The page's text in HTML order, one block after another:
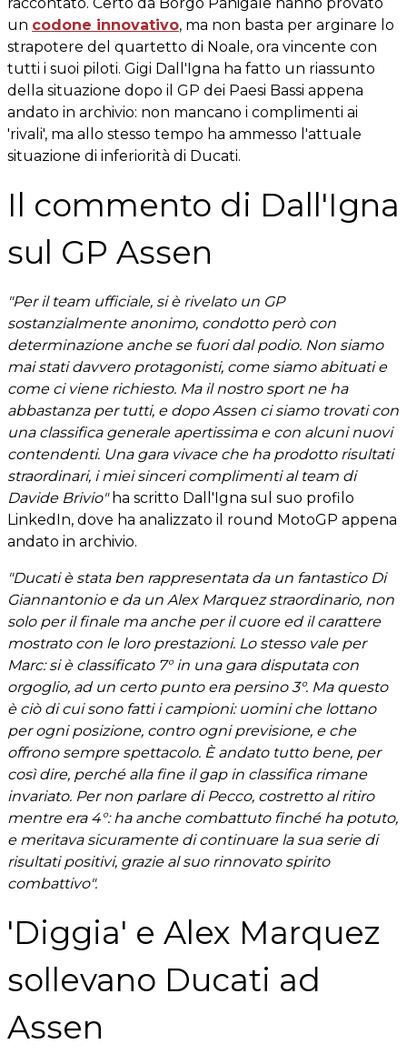
un codone innovativo, ma non basta per arginare lo
strapotere del quartetto di Noale, ora vincente con
tutti i suoi piloti. Gigi Dall'Igna ha fatto un riassunto
della situazione dopo il GP dei Paesi Bassi appena
andato in archivio: non mancano i complimenti ai
'rivali', ma allo stesso tempo ha ammesso l'attuale
situazione di inferiorità di Ducati.
Il commento di Dall'Igna
sul GP Assen
"Per il team ufficiale, si è rivelato un GP
sostanzialmente anonimo, condotto però con
determinazione anche se fuori dal podio. Non siamo
mai stati davvero protagonisti, come siamo abituati e
come ci viene richiesto. Ma il nostro sport ne ha
abbastanza per tutti, e dopo Assen ci siamo trovati con
una classifica generale apertissima e con alcuni nuovi
contendenti. Una gara vivace che ha prodotto risultati
straordinari, i miei sinceri complimenti al team di
Davide Brivio"ha scritto Dall'Igna sul suo profilo
LinkedIn, dove ha analizzato il round MotoGP appena
andato in archivio.
"Ducati è stata ben rappresentata da un fantastico Di
Giannantonio e da un Alex Marquez straordinario, non
solo per il finale ma anche per il cuore ed il carattere
mostrato con le loro prestazioni. Lo stesso vale per
Marc: si è classificato 7° in una gara disputata con
orgoglio, ad un certo punto era persino 3°. Ma questo
è ciò di cui sono fatti i campioni: uomini che lottano
per ogni posizione, contro ogni previsione, e che
offrono sempre spettacolo. È andato tutto bene, per
così dire, perché alla fine il gap in classifica rimane
invariato. Per non parlare di Pecco, costretto al ritiro
mentre era 4°: ha anche combattuto finché ha potuto,
e meritava sicuramente di continuare la sua serie di
risultati positivi, grazie al suo rinnovato spirito
combattivo".
'Diggia' e Alex Marquez
sollevano Ducati ad
Assen